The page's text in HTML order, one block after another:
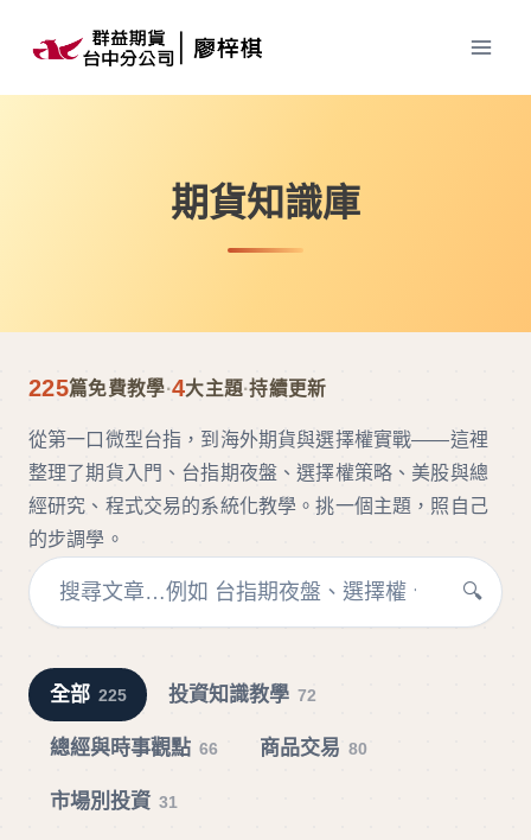
期貨知識庫
225篇免費教學·4大主題·持續更新
從第一口微型台指，到海外期貨與選擇權實戰——這裡
整理了期貨入門、台指期夜盤、選擇權策略、美股與總
經研究、程式交易的系統化教學。挑一個主題，照自己
的步調學。
🔍
全部 225 投資知識教學 72
總經與時事觀點 66 商品交易 80
市場別投資 31